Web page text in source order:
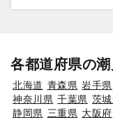
各都道府県の
北海道 青森県 岩手県
神奈川県 千葉県 茨
静岡県 三重県 大阪府